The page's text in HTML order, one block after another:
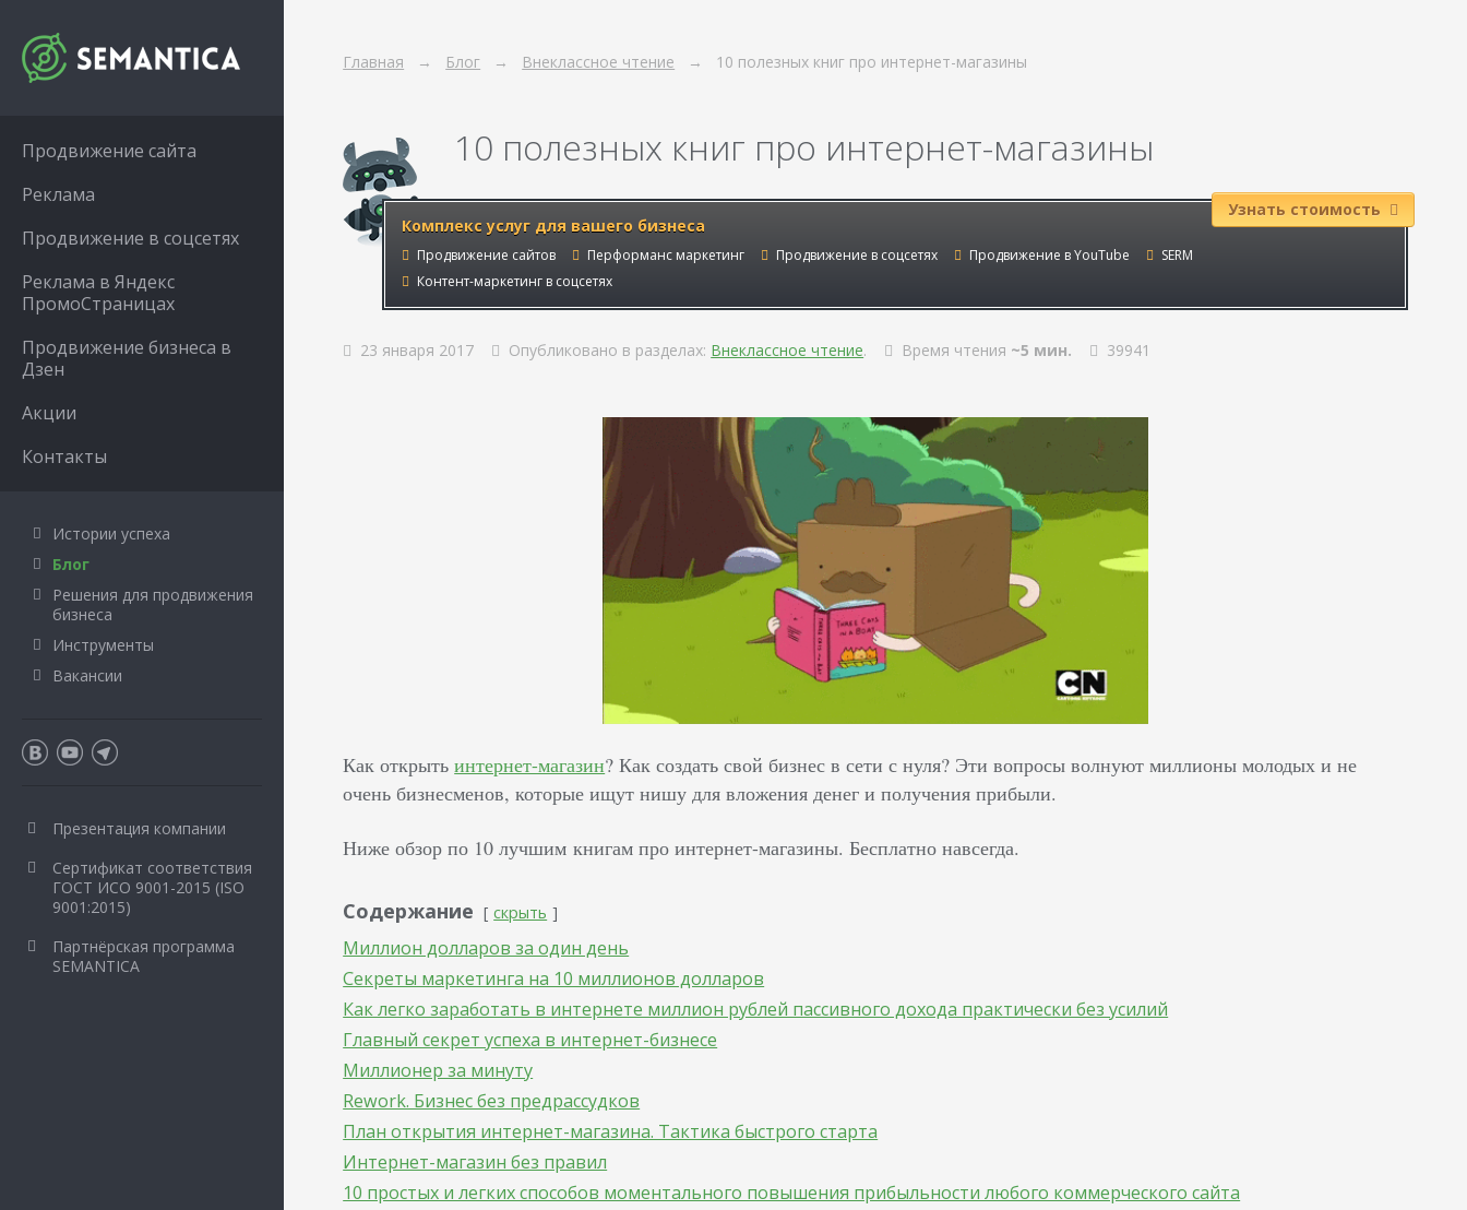
Главная Блог Внеклассное чтение 10 полезных книг про интернет-магазины
10 полезных книг про интернет-магазины
Комплекс услуг для вашего бизнеса
Продвижение сайтов Перформанс маркетинг Продвижение в соцсетях Продвижение в YouTube
SERM
Контент-маркетинг в соцсетях
Узнать стоимость
23 января 2017 Опубликовано в разделах: Внеклассное чтение. Время чтения ~5 мин. 39941
Как открытьинтернет-магазин? Как создать свой бизнес в сети с нуля? Эти вопросы волнуют миллионы молодых и не
очень бизнесменов, которые ищут нишу для вложения денег и получения прибыли.
Ниже обзор по 10 лучшим книгам про интернет-магазины. Бесплатно навсегда.
Содержание скрыть
Миллион долларов за один день
Секреты маркетинга на 10 миллионов долларов
Как легко заработать в интернете миллион рублей пассивного дохода практически без усилий
Главный секрет успеха в интернет-бизнесе
Миллионер за минуту
Rework. Бизнес без предрассудков
План открытия интернет-магазина. Тактика быстрого старта
Интернет-магазин без правил
10 простых и легких способов моментального повышения прибыльности любого коммерческого сайта
Продвижение сайта
Реклама
Продвижение в соцсетях
Реклама в Яндекс
ПромоСтраницах
Продвижение бизнеса в
Дзен
Акции
Контакты
Истории успеха
Блог
Решения для продвижения
бизнеса
Инструменты
Вакансии
Презентация компании
Сертификат соответствия
ГОСТ ИСО 9001-2015 (ISO
9001:2015)
Партнёрская программа
SEMANTICA